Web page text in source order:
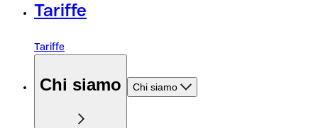
Tariffe
Tariffe
Chi siamo Chi siamo